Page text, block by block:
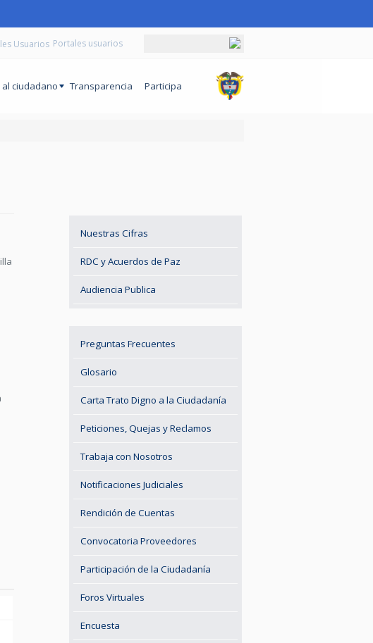
Portales usuarios
ciudadano Transparencia Participa
Nuestras Cifras
RDC y Acuerdos de Paz
Audiencia Publica
Preguntas Frecuentes
Glosario
Carta Trato Digno a la Ciudadanía
Peticiones, Quejas y Reclamos
Trabaja con Nosotros
Notificaciones Judiciales
Rendición de Cuentas
Convocatoria Proveedores
Participación de la Ciudadanía
Foros Virtuales
Encuesta